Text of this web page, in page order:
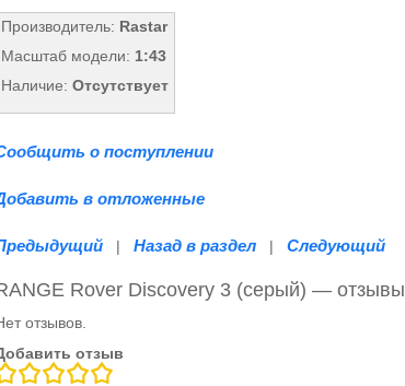
Производитель: Rastar
Масштаб модели: 1:43
Наличие: Отсутствует
о поступлении
в отложенные
| Назад в раздел | Следующий
Rover Discovery 3 (серый) — отзывы
отзывов.
отзыв